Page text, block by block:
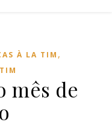
À LA TIM ,
mês de